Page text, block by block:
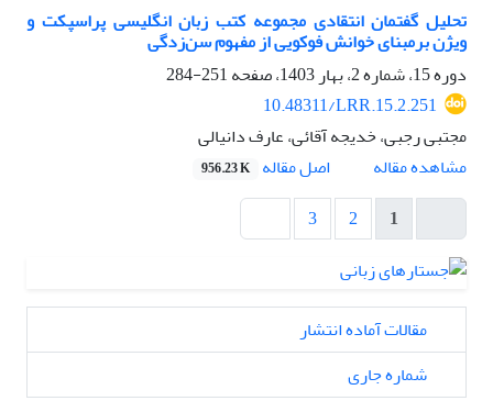
تحلیل گفتمان انتقادی مجموعه کتب زبان انگلیسی پراسپکت و
ویژن برمبنای خوانش فوکویی از مفهوم سن‌زدگی
دوره 15، شماره 2، بهار 1403، صفحه
251-284
10.48311/LRR.15.2.251
مجتبی رجبی، خدیجه آقائی، عارف دانیالی
مشاهده مقاله
اصل مقاله 956.23 K
1
2
3
مقالات آماده انتشار
شماره جاری